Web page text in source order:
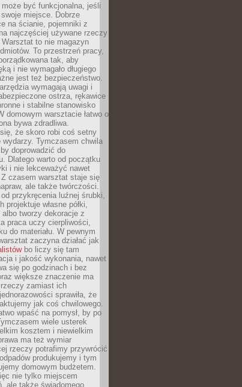
być funkcjonalna, jeśli
miejsce. Dobrze
na ścianie, pojemniki z
najczęściej używane rzeczy
to nie magazyn
To przestrzeń pracy,
tak, aby
i nie wymagało długiego
jest też bezpieczeństwo.
wymagają uwagi i
ostrza, rękawice
i stabilne stanowisko
domowym warsztacie łatwo o
bywa zdradliwa.
że skoro robi coś setny
wydarzy. Tymczasem chwila
doprowadzić do
Dlatego warto od początku
i nie lekceważyć nawet
czasem warsztat staje się
ale także twórczości.
przykręcenia luźnej śrubki,
projektuje własne półki,
tworzy dekoracje z
praca uczy cierpliwości,
do materiału. W pewnym
zaczyna działać jak
bo liczy się tam
i jakość wykonania, nawet
się po godzinach i bez
większe znaczenie ma
zamiast ich
sprawiła, że
jak coś chwilowego.
wpaść na pomysł, by po
wiele usterek
kosztem i niewielkim
ma też wymiar
rzeczy potrafimy przywrócić
produkujemy i tym
domowym budżetem.
nie tylko miejscem
ale także świadomego